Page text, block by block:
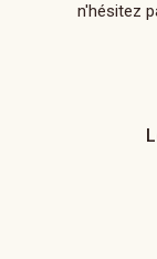
n'hésitez